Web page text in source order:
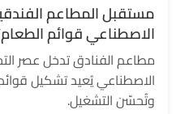
مستقبل المطاعم
الاصطناعي قوائم
مطاعم الفنادق تدخل عصر
الاصطناعي يُعيد تشكيل
وتُحسّن التشغيل.